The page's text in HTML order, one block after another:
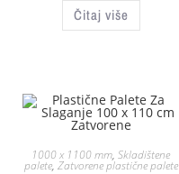
Čitaj više
1000 x 1100 mm, Skladištene
palete, Zatvorene plastične palete